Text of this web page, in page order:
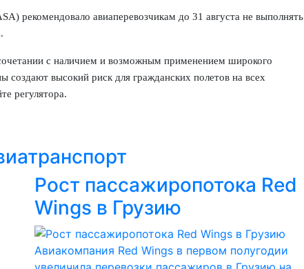
рекомендовало авиаперевозчикам до 31 августа не выполнять
с наличием и возможным применением широкого
высокий риск для гражданских полетов на всех
регулятора.
Рост пассажиропотока Red
Wings в Грузию
Авиакомпания Red Wings в первом полугодии